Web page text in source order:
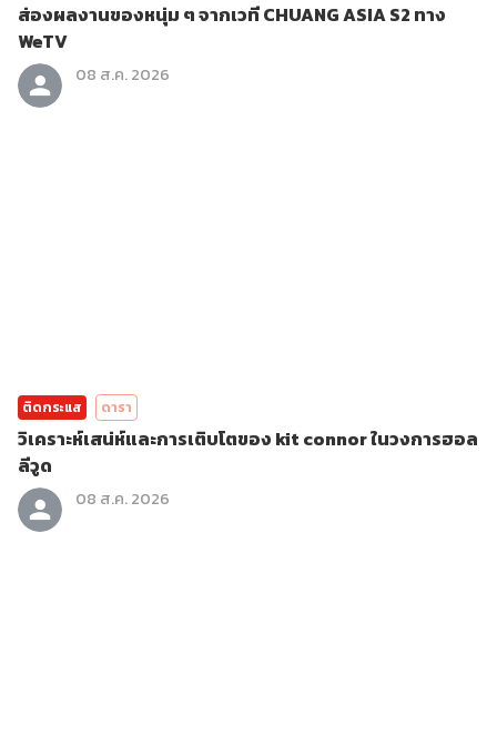
ส่องผลงานของหนุ่ม ๆ จากเวที CHUANG ASIA S2 ทาง
WeTV
08 ส.ค. 2026
ติดกระแส ดารา
วิเคราะห์เสน่ห์และการเติบโตของ kit connor ในวงการฮอล
ลีวูด
08 ส.ค. 2026